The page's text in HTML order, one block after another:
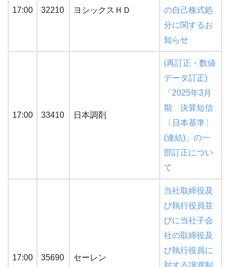
17:00 32210 ヨシックスＨＤ
の自己株式処
分に関するお
知らせ
17:00 33410 日本調剤
(再訂正・数値
データ訂正)
「2025年3月
期 決算短信
〔日本基準〕
(連結)」の一
部訂正につい
て
17:00 35690 セーレン
当社取締役及
び執行役員並
びに当社子会
社の取締役及
び執行役員に
対する譲渡制